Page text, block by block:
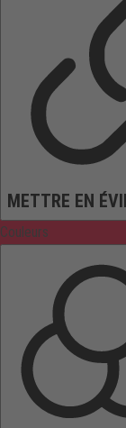
METTRE EN
Couleurs